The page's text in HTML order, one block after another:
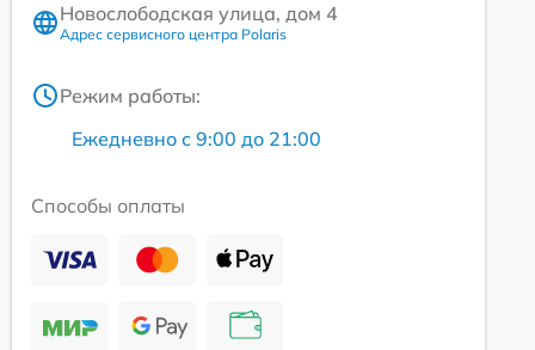
Новослободская улица, дом 4
Адрес сервисного центра Polaris
Режим работы:
Ежедневно с 9:00 до 21:00
Способы оплаты